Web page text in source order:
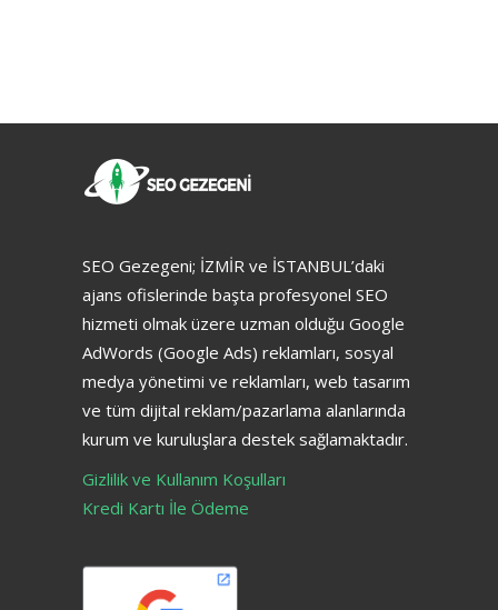
SEO Gezegeni; İZMİR ve İSTANBUL’daki
ajans ofislerinde başta profesyonel SEO
hizmeti olmak üzere uzman olduğu Google
AdWords (Google Ads) reklamları, sosyal
medya yönetimi ve reklamları, web tasarım
ve tüm dijital reklam/pazarlama alanlarında
kurum ve kuruluşlara destek sağlamaktadır.
Gizlilik ve Kullanım Koşulları
Kredi Kartı İle Ödeme